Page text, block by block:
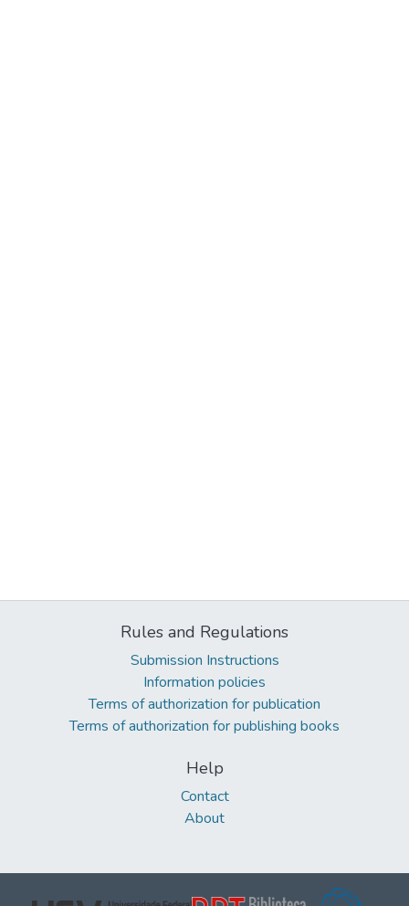
Rules and Regulations
Submission Instructions
Information policies
Terms of authorization for publication
Terms of authorization for publishing books
Help
Contact
About